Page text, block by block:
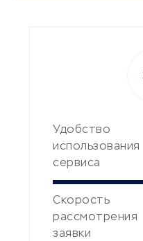
Удобство
использования
сервиса
Скорость
рассмотрения
заявки